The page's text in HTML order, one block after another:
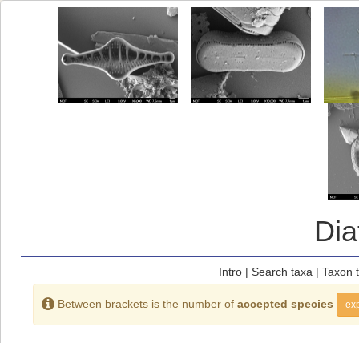
Intro| Search taxa | Taxon
Between brackets is the number of accepted species